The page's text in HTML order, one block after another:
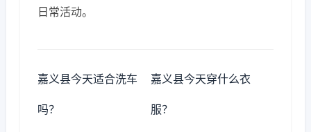
日常活动。
嘉义县今天适合洗车
吗？
嘉义县今天穿什么衣
服？